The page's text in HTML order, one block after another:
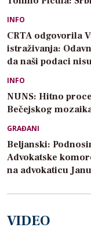
INFO
CRTA odgovorila
istraživanja:
da naši podaci
INFO
NUNS: Hitno
Bečejskog
GRAĐANI
Beljanski:
Advokatske
na advokaticu
VIDEO